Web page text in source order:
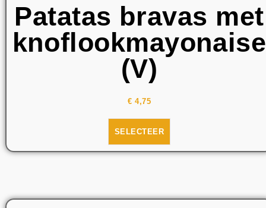
Patatas bravas met
knoflookmayonaise
(V)
€ 4,75
SELECTEER